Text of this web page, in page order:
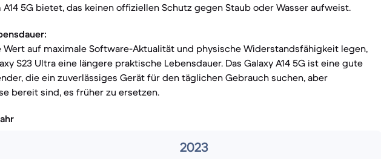
5G bietet, das keinen offiziellen Schutz gegen Staub oder Wasser aufweist.
Wert auf maximale Software-Aktualität und physische Widerstandsfähigkeit legen,
S23 Ultra eine längere praktische Lebensdauer. Das Galaxy A14 5G ist eine gute
die ein zuverlässiges Gerät für den täglichen Gebrauch suchen, aber
bereit sind, es früher zu ersetzen.
2023